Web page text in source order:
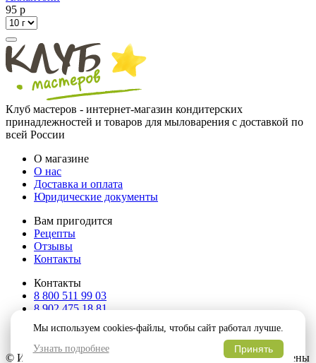
95 p
Клуб мастеров - интернет-магазин кондитерских
принадлежностей и товаров для мыловарения с доставкой по
всей России
О магазине
О нас
Доставка и оплата
Юридические документы
Вам пригодится
Рецепты
Отзывы
Контакты
Контакты
8 800 511 99 03
8 902 475 18 81
г. Пермь, ул. Пушкина, 109
© Интернет магазин "Клуб Мыловаров". Все права защищены
Мы используем cookies-файлы, чтобы сайт работал лучше.
Узнать подробнее
Принять